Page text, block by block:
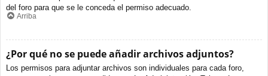
del foro para que se le conceda el permiso adecuado.
Arriba
¿Por qué no se puede añadir archivos adjuntos?
Los permisos para adjuntar archivos son individuales para cada foro,